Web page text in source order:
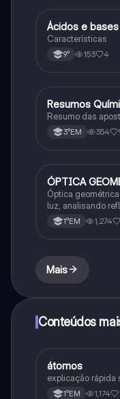
Química
Ácidos e bases
Características
9° 153 4
Química
Resumos
Resumo das
3°EM 354
Química
ÓPTICA
Óptica
luz, analisando
imagens em
os de Snell-
1°EM 1,274
Mais
Conteúdos
Química
átomos
explicação rápida
1°EM 1,174